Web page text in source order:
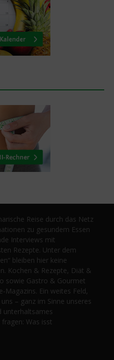
Reise durch das Netz
zu gesundem Essen
Interviews mit
Rezepte. Unter dem
bleiben hier keine
Kochen & Rezepte, Diät &
sowie Gastro & Gourmet
Magazins. Ein weites Feld,
– ganz im Sinne unseres
unterhaltsames
Was isst